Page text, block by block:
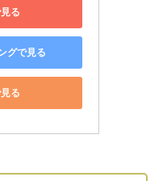
る
グで見る
る